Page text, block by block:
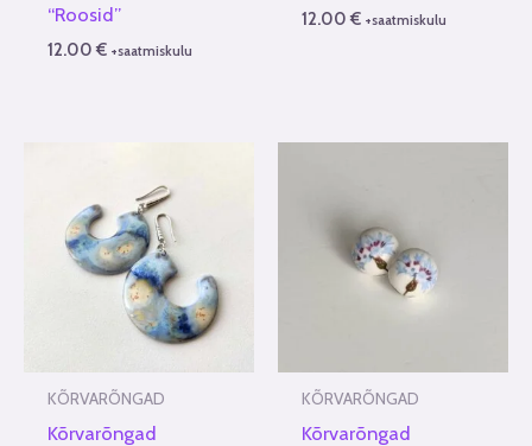
“Roosid”
12.00€ +saatmiskulu
12.00€ +saatmiskulu
KÕRVARÕNGAD
Kõrvarõngad
KÕRVARÕNGAD
Kõrvarõngad